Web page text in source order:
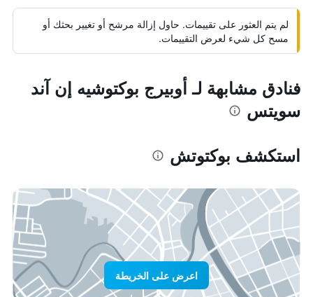
لم يتم العثور على تقييمات. حاول إزالة مرشح أو تغيير بحثك أو
مسح كل شيء لعرض التقييمات.
فنادق مشابهة لـ أوبيرج بوكتوشيه إن آند
سويتس
استكشف بوكتوتش
اعرض على الخريطة